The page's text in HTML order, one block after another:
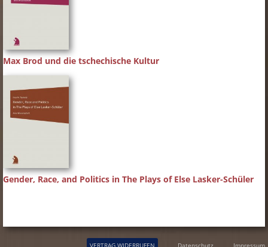
Max Brod und die tschechische Kultur
Gender, Race, and Politics in The Plays of Else Lasker-Schüler
VERTRAG WIDERRUFEN Datenschutz Impressum